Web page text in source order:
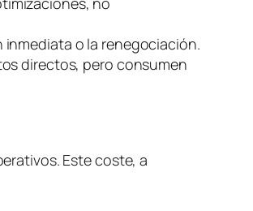
inmediata o la renegociación.
directos, pero consumen
Este coste, a